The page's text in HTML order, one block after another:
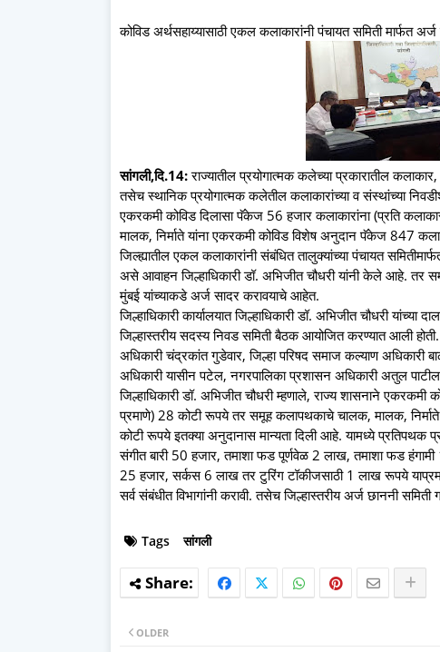
कोविड अर्थसहाय्यासाठी एकल कलाकारांनी पंचायत समिती मार्फत
सांगली,दि.14:राज्यातील प्रयोगात्मक कलेच्या प्रकारातील कलाकार,
तसेच स्थानिक प्रयोगात्मक कलेतील कलाकारांच्या व संस्थांच्या
एकरकमी कोविड दिलासा पॅकेज 56 हजार कलाकारांना (प्रति
मालक, निर्माते यांना एकरकमी कोविड विशेष अनुदान पॅकेज 847
जिल्ह्यातील एकल कलाकारांनी संबंधित तालुक्यांच्या पंचायत
असे आवाहन जिल्हाधिकारी डॉ. अभिजीत चौधरी यांनी केले आहे. तर
मुंबई यांच्याकडे अर्ज सादर करावयाचे आहेत.
जिल्हाधिकारी कार्यालयात जिल्हाधिकारी डॉ. अभिजीत चौधरी यांच्या
जिल्हास्तरीय सदस्य निवड समिती बैठक आयोजित करण्यात आली होती.
अधिकारी चंद्रकांत गुडेवार, जिल्हा परिषद समाज कल्याण अधिकारी
अधिकारी यासीन पटेल, नगरपालिका प्रशासन अधिकारी अतुल
जिल्हाधिकारी डॉ. अभिजीत चौधरी म्हणाले, राज्य शासनाने
प्रमाणे) 28 कोटी रूपये तर समूह कलापथकाचे चालक, मालक,
कोटी रूपये इतक्या अनुदानास मान्यता दिली आहे. यामध्ये प्रतिपथक
संगीत बारी 50 हजार, तमाशा फड पूर्णवेळ 2 लाख, तमाशा फड
25 हजार, सर्कस 6 लाख तर टुरिंग टॉकीजसाठी 1 लाख रूपये
सर्व संबंधीत विभागांनी करावी. तसेच जिल्हास्तरीय अर्ज छाननी
Tags सांगली
OLDER